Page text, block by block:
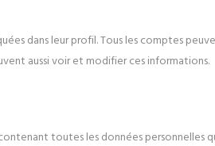
dans leur profil. Tous les comptes
aussi voir et modifier ces informations.
toutes les données personnelles